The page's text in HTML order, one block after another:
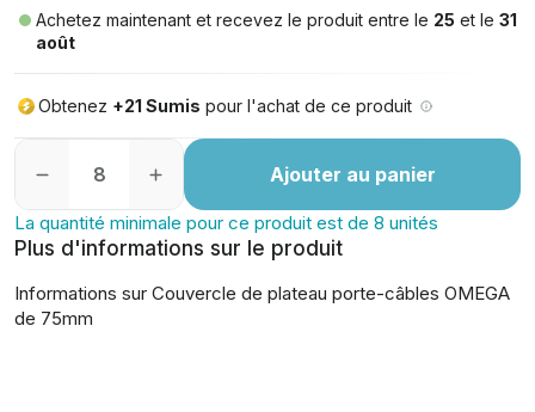
Achetez maintenant et recevez le produit entre le 25 et le31
août
Obtenez +21 Sumis pour l'achat de ce produit
Ajouter au panier
La quantité minimale pour ce produit est de 8 unités
Plus d'informations sur le produit
Informations sur Couvercle de plateau porte-câbles OMEGA
de 75mm